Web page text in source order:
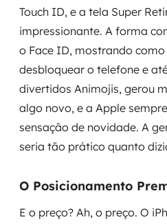
Touch ID, e a tela Super
impressionante. A forma
o Face ID, mostrando
desbloquear o telefone e
divertidos Animojis, gerou
algo novo, e a Apple
sensação de novidade. A
seria tão prático quanto
O Posicionamento
E o preço? Ah, o preço. O